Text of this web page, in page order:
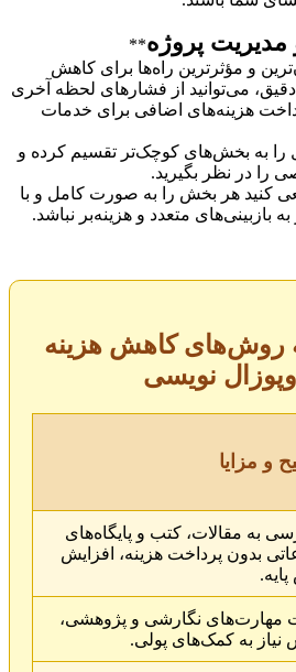
پروژه**
و مؤثرترین راه‌ها برای کاهش
می‌توانید از فشارهای لحظه آخری
هزینه‌های اضافی برای خدمات
را به بخش‌های کوچک‌تر تقسیم کرده و
در نظر بگیرید.
کنید هر بخش را به صورت کامل و با
به بازبینی‌های متعدد و هزینه‌بر نباشد.
روش‌های کاهش هزینه
نویسی
و مزایا
به مقالات، کتب و پایگاه‌های
بدون پرداخت هزینه، افزایش
مهارت‌های نگارشی و پژوهشی،
نیاز به کمک‌های پولی.